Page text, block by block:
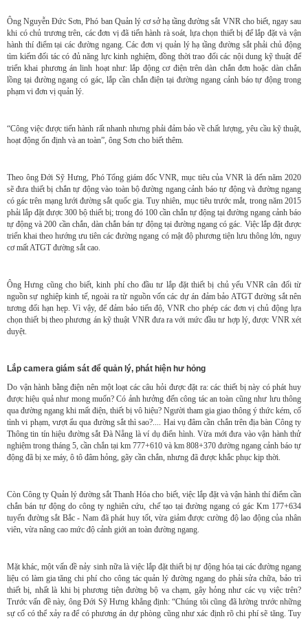
Ông Nguyễn Đức Sơn, Phó ban Quản lý cơ sở hạ tầng đường sắt VNR cho biết, ngay sau
khi có chủ trương trên, các đơn vị đã tiến hành rà soát, lựa chọn thiết bị để lắp đặt và vận
hành thí điểm tại các đường ngang. Các đơn vị quản lý hạ tầng đường sắt phải chủ động
tìm kiếm đối tác có đủ năng lực kinh nghiệm, đồng thời trao đổi các nội dung kỹ thuật để
triển khai phương án linh hoạt như: lắp động cơ điện trên dàn chắn đơn hoặc dàn chắn
lồng tại đường ngang có gác, lắp cần chắn điện tại đường ngang cảnh báo tự động trong
phạm vi đơn vị quản lý.
“Công việc được tiến hành rất nhanh nhưng phải đảm bảo về chất lượng, yêu cầu kỹ thuật,
hoạt động ổn định và an toàn”, ông Sơn cho biết thêm.
Theo ông Đới Sỹ Hưng, Phó Tổng giám đốc VNR, mục tiêu của VNR là đến năm 2020
sẽ đưa thiết bị chắn tự động vào toàn bộ đường ngang cảnh báo tự động và đường ngang
có gác trên mạng lưới đường sắt quốc gia. Tuy nhiên, mục tiêu trước mắt, trong năm 2015
phải lắp đặt được 300 bộ thiết bị; trong đó 100 cần chắn tự động tại đường ngang cảnh báo
tự động và 200 cần chắn, dàn chắn bán tự động tại đường ngang có gác. Việc lắp đặt được
triển khai theo hướng ưu tiên các đường ngang có mật độ phương tiện lưu thông lớn, nguy
cơ mất ATGT đường sắt cao.
Ông Hưng cũng cho biết, kinh phí cho đầu tư lắp đặt thiết bị chủ yếu VNR cân đối từ
nguồn sự nghiệp kinh tế, ngoài ra từ nguồn vốn các dự án đảm bảo ATGT đường sắt nên
tương đối hạn hẹp. Vì vậy, để đảm bảo tiến độ, VNR cho phép các đơn vị chủ động lựa
chọn thiết bị theo phương án kỹ thuật VNR đưa ra với mức đầu tư hợp lý, được VNR xét
duyệt.
Lắp camera giám sát để quản lý, phát hiện hư hỏng
Do vận hành bằng điện nên một loạt các câu hỏi được đặt ra: các thiết bị này có phát huy
được hiệu quả như mong muốn? Có ảnh hưởng đến công tác an toàn cũng như lưu thông
qua đường ngang khi mất điện, thiết bị vô hiệu? Người tham gia giao thông ý thức kém, cố
tình vi phạm, vượt ẩu qua đường sắt thì sao?.... Hai vụ đâm cần chắn trên địa bàn Công ty
Thông tin tín hiệu đường sắt Đà Nẵng là ví dụ điển hình. Vừa mới đưa vào vận hành thử
nghiệm trong tháng 5, cần chắn tại km 777+610 và km 808+370 đường ngang cảnh báo tự
động đã bị xe máy, ô tô đâm hỏng, gãy cần chắn, nhưng đã được khắc phục kịp thời.
Còn Công ty Quản lý đường sắt Thanh Hóa cho biết, việc lắp đặt và vận hành thí điểm cần
chắn bán tự động do công ty nghiên cứu, chế tạo tại đường ngang có gác Km 177+634
tuyến đường sắt Bắc - Nam đã phát huy tốt, vừa giảm được cường độ lao động của nhân
viên, vừa nâng cao mức độ cảnh giới an toàn đường ngang.
Mặt khác, một vấn đề nảy sinh nữa là việc lắp đặt thiết bị tự động hóa tại các đường ngang
liệu có làm gia tăng chi phí cho công tác quản lý đường ngang do phải sửa chữa, bảo trì
thiết bị, nhất là khi bị phương tiện đường bộ va chạm, gây hỏng như các vụ việc trên?
Trước vấn đề này, ông Đới Sỹ Hưng khẳng định: “Chúng tôi cũng đã lường trước những
sự cố có thể xảy ra để có phương án dự phòng cũng như xác định rõ chi phí sẽ tăng. Tuy